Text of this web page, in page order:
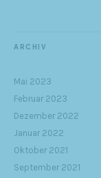
ARCHIV
Mai 2023
Februar 2023
Dezember 2022
Januar 2022
Oktober 2021
September 2021